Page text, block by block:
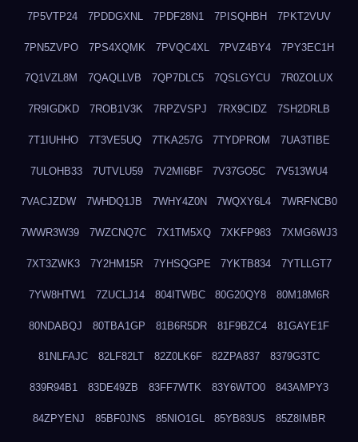
7P5VTP24 7PDDGXNL 7PDF28N1 7PISQHBH 7PKT2VUV
7PN5ZVPO 7PS4XQMK 7PVQC4XL 7PVZ4BY4 7PY3EC1H
7Q1VZL8M 7QAQLLVB 7QP7DLC5 7QSLGYCU 7R0ZOLUX
7R9IGDKD 7ROB1V3K 7RPZVSPJ 7RX9CIDZ 7SH2DRLB
7T1IUHHO 7T3VE5UQ 7TKA257G 7TYDPROM 7UA3TIBE
7ULOHB33 7UTVLU59 7V2MI6BF 7V37GO5C 7V513WU4
7VACJZDW 7WHDQ1JB 7WHY4Z0N 7WQXY6L4 7WRFNCB0
7WWR3W39 7WZCNQ7C 7X1TM5XQ 7XKFP983 7XMG6WJ3
7XT3ZWK3 7Y2HM15R 7YHSQGPE 7YKTB834 7YTLLGT7
7YW8HTW1 7ZUCLJ14 804ITWBC 80G20QY8 80M18M6R
80NDABQJ 80TBA1GP 81B6R5DR 81F9BZC4 81GAYE1F
81NLFAJC 82LF82LT 82Z0LK6F 82ZPA837 8379G3TC
839R94B1 83DE49ZB 83FF7WTK 83Y6WTO0 843AMPY3
84ZPYENJ 85BF0JNS 85NIO1GL 85YB83US 85Z8IMBR